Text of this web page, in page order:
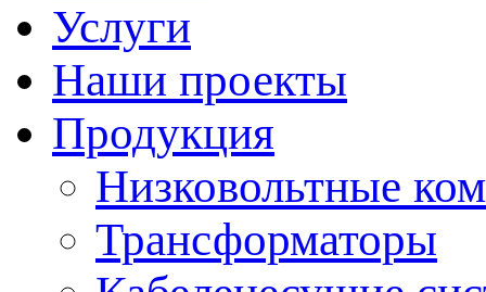
Услуги
Наши проекты
Продукция
Низковольтные
Трансформаторы